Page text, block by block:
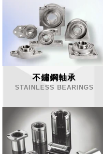
不鏽鋼軸承
STAINLESS BEARINGS